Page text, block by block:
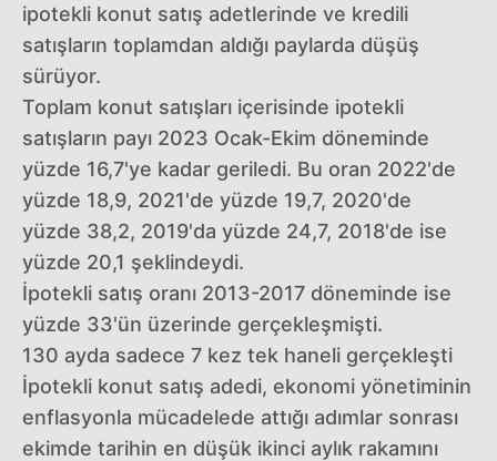
ipotekli konut satış adetlerinde ve kredili
satışların toplamdan aldığı paylarda düşüş
sürüyor.
Toplam konut satışları içerisinde ipotekli
satışların payı 2023 Ocak-Ekim döneminde
yüzde 16,7'ye kadar geriledi. Bu oran 2022'de
yüzde 18,9, 2021'de yüzde 19,7, 2020'de
yüzde 38,2, 2019'da yüzde 24,7, 2018'de ise
yüzde 20,1 şeklindeydi.
İpotekli satış oranı 2013-2017 döneminde ise
yüzde 33'ün üzerinde gerçekleşmişti.
130 ayda sadece 7 kez tek haneli gerçekleşti
İpotekli konut satış adedi, ekonomi yönetiminin
enflasyonla mücadelede attığı adımlar sonrası
ekimde tarihin en düşük ikinci aylık rakamını